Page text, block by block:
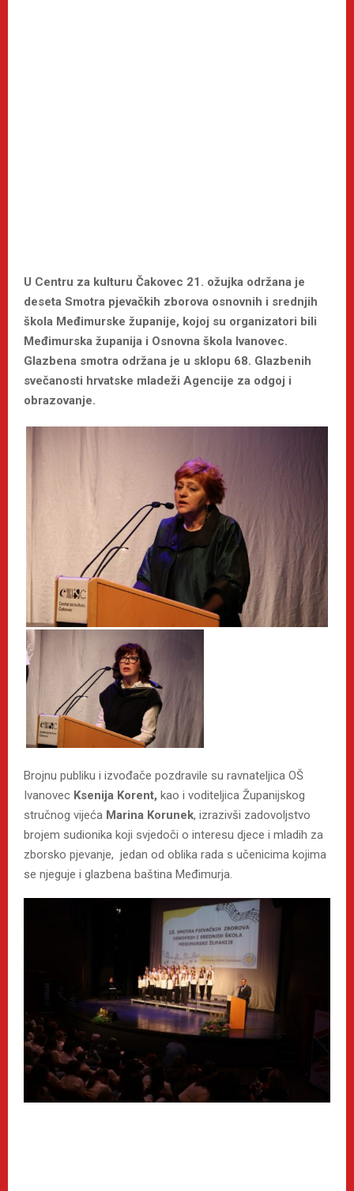
U Centru za kulturu Čakovec 21. ožujka održana je
deseta Smotra pjevačkih zborova osnovnih i srednjih
škola Međimurske županije, kojoj su organizatori bili
Međimurska županija i Osnovna škola Ivanovec.
Glazbena smotra održana je u sklopu 68. Glazbenih
svečanosti hrvatske mladeži Agencije za odgoj i
obrazovanje.
Brojnu publiku i izvođače pozdravile su ravnateljica OŠ
Ivanovec Ksenija Korent, kao i voditeljica Županijskog
stručnog vijeća Marina Korunek, izrazivši zadovoljstvo
brojem sudionika koji svjedoči o interesu djece i mladih za
zborsko pjevanje, jedan od oblika rada s učenicima kojima
se njeguje i glazbena baština Međimurja.